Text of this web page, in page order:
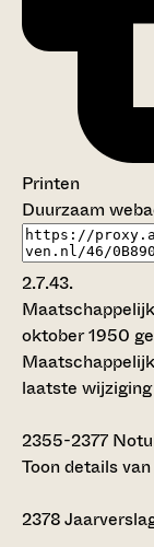
Printen
Duurzaam
2.7.43.
oktober 1950
laatste
2355-2377
Toon details
2378